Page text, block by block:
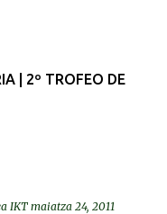
| 2º TROFEO DE
IKT maiatza 24, 2011